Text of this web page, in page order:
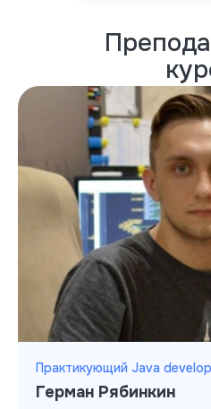
Практикующий Java
Герман Рябинкин